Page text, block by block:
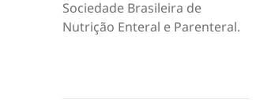
Sociedade Brasileira de
Nutrição Enteral e Parenteral.